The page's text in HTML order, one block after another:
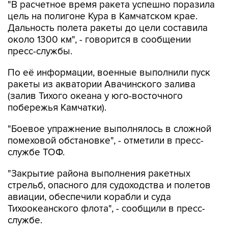
Дальность полета ракеты до цели составила
около 1300 км", - говорится в сообщении
пресс-службы.
По её информации, военные выполнили пуск
(залив Тихого океана у юго-восточного
побережья Камчатки).
"Боевое упражнение выполнялось в сложной
службе ТОФ.
"Закрытие района выполнения ракетных
авиации, обеспечили корабли и суда
Тихоокеанского флота", - сообщили в пресс-
службе.
4 августа ТОФ сообщил о старте учений по